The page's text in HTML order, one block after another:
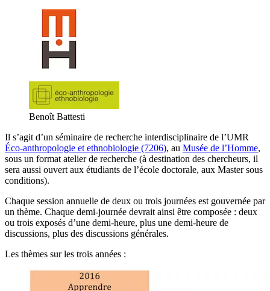
Benoît Battesti
Il s’agit d’un séminaire de recherche interdisciplinaire de l’UMR
Éco-anthropologie et ethnobiologie (7206), au Musée de l’Homme,
sous un format atelier de recherche (à destination des chercheurs, il
sera aussi ouvert aux étudiants de l’école doctorale, aux Master sous
conditions).
Chaque session annuelle de deux ou trois journées est gouvernée par
un thème. Chaque demi-journée devrait ainsi être composée : deux
ou trois exposés d’une demi-heure, plus une demi-heure de
discussions, plus des discussions générales.
Les thèmes sur les trois années :